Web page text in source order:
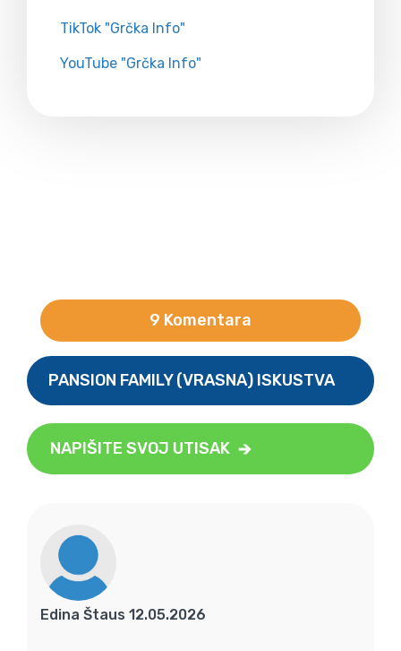
TikTok "Grčka Info"
YouTube "Grčka Info"
9 Komentara
PANSION FAMILY (VRASNA) ISKUSTVA
NAPIŠITE SVOJ UTISAK
Edina Štaus 12.05.2026